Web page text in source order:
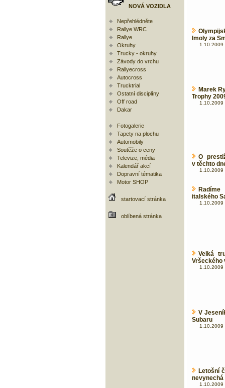
NOVÁ VOZIDLA
Nepřehlédněte
Rallye WRC
Rallye
Okruhy
Trucky - okruhy
Závody do vrchu
Rallyecross
Autocross
Trucktrial
Ostatní disciplíny
Off road
Dakar
Fotogalerie
Tapety na plochu
Automobily
Soutěže o ceny
Televize, média
Kalendář akcí
Dopravní tématika
Motor SHOP
startovací stránka
oblíbená stránka
Imoly za
1.10.2009
Marek
Trophy
1.10.2009
O
v těchto
1.10.2009
italského
1.10.2009
Velká
Vršeckého
1.10.2009
V
Subaru
1.10.2009
Letošní
nevynechá
1.10.2009